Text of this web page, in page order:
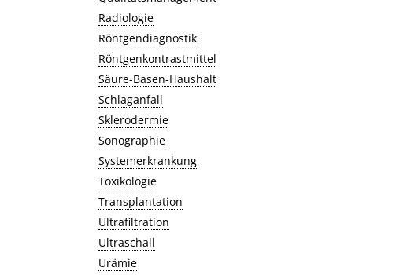
Radiologie
Röntgendiagnostik
Röntgenkontrastmittel
Säure-Basen-Haushalt
Schlaganfall
Sklerodermie
Sonographie
Systemerkrankung
Toxikologie
Transplantation
Ultrafiltration
Ultraschall
Urämie